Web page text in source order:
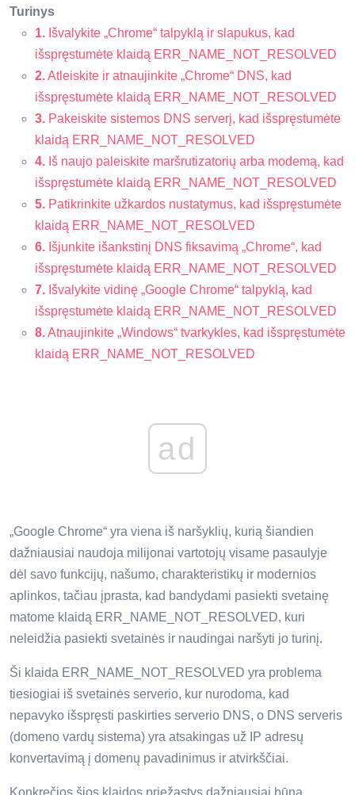
Turinys
1. Išvalykite „Chrome“ talpyklą ir slapukus, kad
išspręstumėte klaidą ERR_NAME_NOT_RESOLVED
2.Atleiskite ir atnaujinkite „Chrome“ DNS, kad
išspręstumėte klaidą ERR_NAME_NOT_RESOLVED
3. Pakeiskite sistemos DNS serverį, kad išspręstumėte
klaidą ERR_NAME_NOT_RESOLVED
4. Iš naujo paleiskite maršrutizatorių arba modemą, kad
išspręstumėte klaidą ERR_NAME_NOT_RESOLVED
5. Patikrinkite užkardos nustatymus, kad išspręstumėte
klaidą ERR_NAME_NOT_RESOLVED
6. Išjunkite išankstinį DNS fiksavimą „Chrome“, kad
išspręstumėte klaidą ERR_NAME_NOT_RESOLVED
7. Išvalykite vidinę „Google Chrome“ talpyklą, kad
išspręstumėte klaidą ERR_NAME_NOT_RESOLVED
8.Atnaujinkite „Windows“ tvarkykles, kad išspręstumėte
klaidą ERR_NAME_NOT_RESOLVED
ad
„Google Chrome“ yra viena iš naršyklių, kurią šiandien
dažniausiai naudoja milijonai vartotojų visame pasaulyje
dėl savo funkcijų, našumo, charakteristikų ir modernios
aplinkos, tačiau įprasta, kad bandydami pasiekti svetainę
matome klaidą ERR_NAME_NOT_RESOLVED, kuri
neleidžia pasiekti svetainės ir naudingai naršyti jo turinį.
Ši klaida ERR_NAME_NOT_RESOLVED yra problema
tiesiogiai iš svetainės serverio, kur nurodoma, kad
nepavyko išspręsti paskirties serverio DNS, o DNS serveris
(domeno vardų sistema) yra atsakingas už IP adresų
konvertavimą į domenų pavadinimus ir atvirkščiai.
Konkrečios šios klaidos priežastys dažniausiai būna